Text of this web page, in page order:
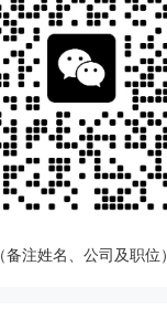
（备注姓名、公司及职位）